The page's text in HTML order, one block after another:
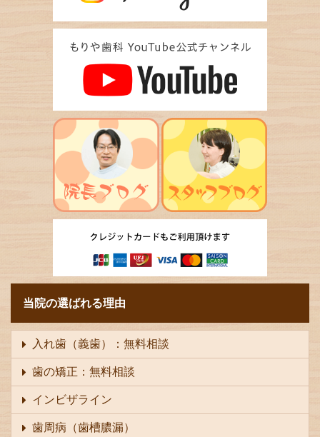
当院の選ばれる理由
入れ歯（義歯）：無料相談
歯の矯正：無料相談
インビザライン
歯周病（歯槽膿漏）